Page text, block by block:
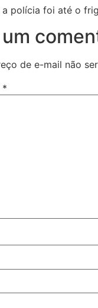
a polícia foi até o
de e-mail não
*